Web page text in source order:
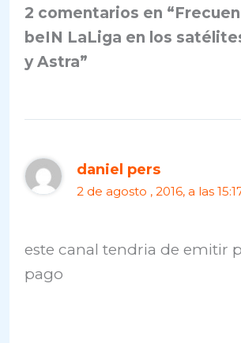
2 comentarios en
beIN LaLiga en los
y Astra”
daniel pers
2 de agosto , 2016, a las
este canal tendria de emitir
pago